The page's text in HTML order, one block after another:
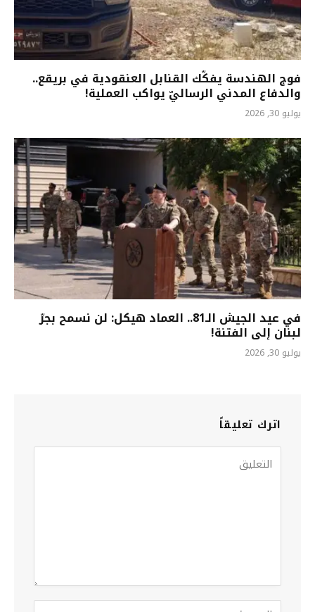
فوج الهندسة يفكّك القنابل العنقودية في بريقع..
والدفاع المدني الرساليّ يواكب العملية!
يوليو 30, 2026
في عيد الجيش الـ81.. العماد هيكل: لن نسمح بجرّ
لبنان إلى الفتنة!
يوليو 30, 2026
اترك تعليقاً